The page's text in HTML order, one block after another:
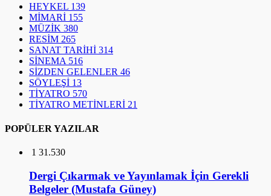
HEYKEL 139
MİMARİ 155
MÜZİK 380
RESİM 265
SANAT TARİHİ 314
SİNEMA 516
SİZDEN GELENLER 46
SÖYLEŞİ 13
TİYATRO 570
TİYATRO METİNLERİ 21
POPÜLER YAZILAR
1 31.530
Dergi Çıkarmak ve Yayınlamak İçin Gerekli
Belgeler (Mustafa Güney)